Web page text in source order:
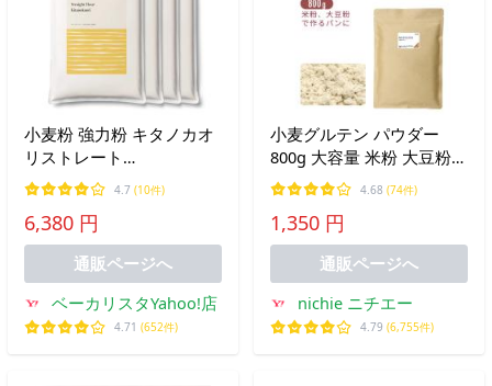
小麦粉 強力粉 キタノカオ
リストレート
10kg（2.5kg×4袋） 北海道
産 パン用
4.7 (10件)
6,380 円
通販ページへ
ベーカリスタYahoo!店
4.71 (652件)
小麦グルテン パウダー
800g 大容量 米粉 大豆粉
パン作り ホームベーカリ
ー グルテン粉 活性小麦た
ん白 RSL
4.68 (74件)
1,350 円
通販ページへ
nichie ニチエー
4.79 (6,755件)